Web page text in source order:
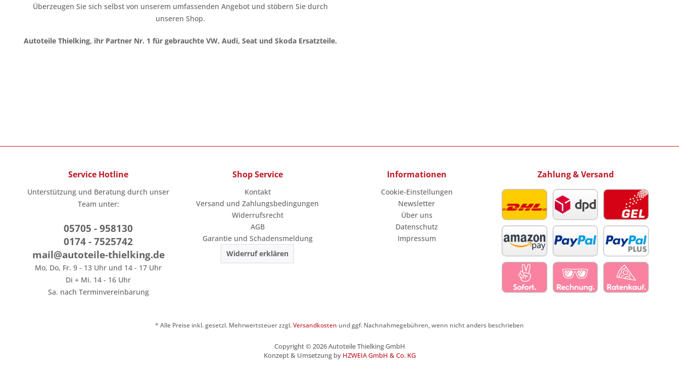
Service Hotline
Unterstützung und Beratung durch unser
Team unter:
05705 - 958130
0174 - 7525742
mail@autoteile-thielking.de
Mo, Do, Fr. 9 - 13 Uhr und 14 - 17 Uhr
Di + Mi. 14 - 16 Uhr
Sa. nach Terminvereinbarung
Shop Service
Kontakt
Versand und Zahlungsbedingungen
Widerrufsrecht
AGB
Garantie und Schadensmeldung
Widerruf erklären
Informationen
Cookie-Einstellungen
Newsletter
Über uns
Datenschutz
Impressum
Zahlung & Versand
Überzeugen Sie sich selbst von unserem umfassenden Angebot und stöbern Sie durch
unseren Shop.
Autoteile Thielking, ihr Partner Nr. 1 für gebrauchte VW, Audi, Seat und Skoda Ersatzteile.
* Alle Preise inkl. gesetzl. Mehrwertsteuer zzgl.Versandkosten und ggf. Nachnahmegebühren, wenn nicht anders beschrieben
Copyright © 2026 Autoteile Thielking GmbH
Konzept & Umsetzung by HZWEIA GmbH & Co. KG